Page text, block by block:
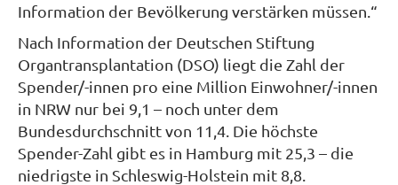
Information der Bevölkerung verstärken müssen.“
Nach Information der Deutschen Stiftung
Organtransplantation (DSO) liegt die Zahl der
Spender/-innen pro eine Million Einwohner/-innen
in NRW nur bei 9,1 – noch unter dem
Bundesdurchschnitt von 11,4. Die höchste
Spender-Zahl gibt es in Hamburg mit 25,3 – die
niedrigste in Schleswig-Holstein mit 8,8.